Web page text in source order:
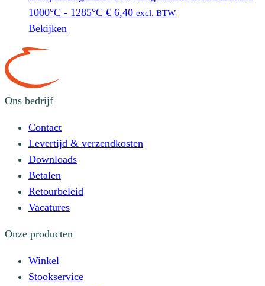
1000°C - 1285°C € 6,40 excl. BTW
Bekijken
Ons bedrijf
Contact
Levertijd & verzendkosten
Downloads
Betalen
Retourbeleid
Vacatures
Onze producten
Winkel
Stookservice